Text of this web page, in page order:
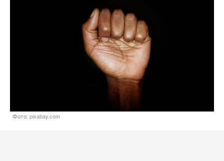
Фото: pixabay.com